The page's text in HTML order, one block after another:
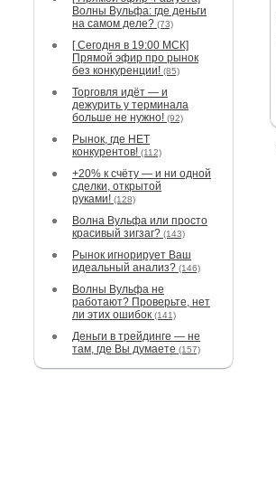
Волны Вульфа: где деньги
на самом деле? (73)
[ Сегодня в 19:00 МСК]
Прямой эфир про рынок
без конкуренции! (85)
Торговля идёт — и
дежурить у терминала
больше не нужно! (92)
Рынок, где НЕТ
конкурентов! (112)
+20% к счёту — и ни одной
сделки, открытой
руками! (128)
Волна Вульфа или просто
красивый зигзаг? (143)
Рынок игнорирует Ваш
идеальный анализ? (146)
Волны Вульфа не
работают? Проверьте, нет
ли этих ошибок (141)
Деньги в трейдинге — не
там, где Вы думаете (157)